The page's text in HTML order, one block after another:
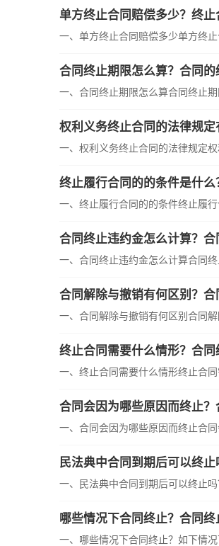
单方终止合同赔偿多少？终止
一、单方终止合同赔偿多少单方终
合同终止期限怎么算？合同的
一、合同终止期限怎么算合同终止
权利义务终止合同的法律规定
一、权利义务终止合同的法律规定
终止履行合同的的条件是什么
一、终止履行合同的的条件终止履
合同终止违约金怎么计算？合
一、合同终止违约金怎么计算合同
合同解除与撤销有何区别？合
一、合同解除与撤销有何区别合同
终止合同需要什么情形？合同
一、终止合同需要什么情形终止合
合同会因为哪些原因而终止？
一、合同会因为哪些原因而终止合
民法典中合同到期后可以终止
一、民法典中合同到期后可以终止
哪些情况下合同终止？合同
一、哪些情况下合同终止？如下情